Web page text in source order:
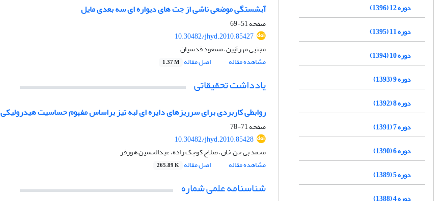
آبشستگی موضعی ناشی از جت های دیواره ای سه بعدی مایل
صفحه51-69
10.30482/jhyd.2010.85427
مجتبی مهرآیین، مسعود قدسیان
مشاهده مقاله
اصل مقاله 1.37 M
یادداشت تحقیقاتی
روابطی کاربردی برای سرریزهای دایره ای لبه تیز براساس مفهوم حساسیت هیدرولیکی
صفحه71-78
10.30482/jhyd.2010.85428
محمد بی جن خان، صلاح کوچک زاده، عبدالحسین هورفر
مشاهده مقاله
اصل مقاله 265.89 K
شناسنامه علمی شماره
دوره 12 (1396)
دوره 11 (1395)
دوره 10 (1394)
دوره 9 (1393)
دوره 8 (1392)
دوره 7 (1391)
دوره 6 (1390)
دوره 5 (1389)